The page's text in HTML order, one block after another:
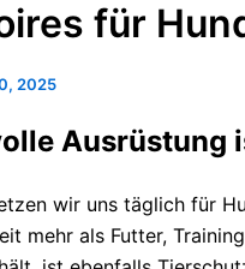
für
2025
Ausrüstung
wir uns täglich für
mehr als Futter,